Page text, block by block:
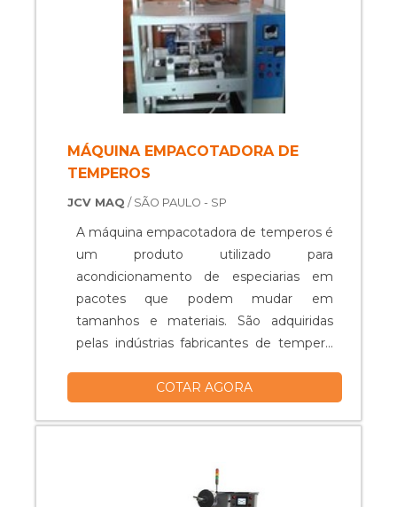
MÁQUINA EMPACOTADORA DE
TEMPEROS
JCV MAQ / SÃO PAULO - SP
A máquina empacotadora de temperos é
um produto utilizado para
acondicionamento de especiarias em
pacotes que podem mudar em
tamanhos e materiais. São adquiridas
pelas indústrias fabricantes de tempero
já que sua qualidade é indiscutível. A
empacotamento e selagem das
pois estes produtos não devem sofrer
alterações de odor e/ou sabor, por isso a....
COTAR AGORA